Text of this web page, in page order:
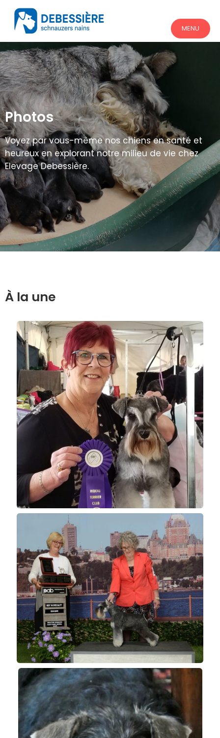
MENU
Photos
Voyez par vous-même nos chiens en santé et
heureux en explorant notre milieu de vie chez
Elevage Debessière.
À la une